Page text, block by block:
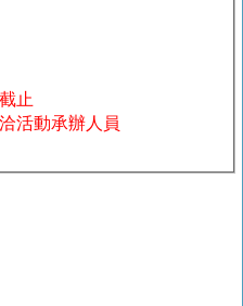
止
活動承辦人員